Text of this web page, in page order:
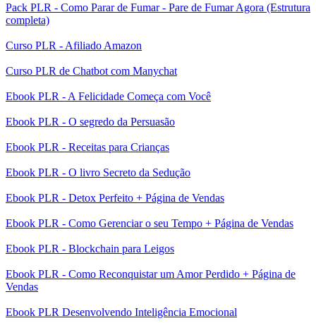
Pack PLR - Como Parar de Fumar - Pare de Fumar Agora (Estrutura
completa)
Curso PLR - Afiliado Amazon
Curso PLR de Chatbot com Manychat
Ebook PLR - A Felicidade Começa com Você
Ebook PLR - O segredo da Persuasão
Ebook PLR - Receitas para Crianças
Ebook PLR - O livro Secreto da Sedução
Ebook PLR - Detox Perfeito + Página de Vendas
Ebook PLR - Como Gerenciar o seu Tempo + Página de Vendas
Ebook PLR - Blockchain para Leigos
Ebook PLR - Como Reconquistar um Amor Perdido + Página de
Vendas
Ebook PLR Desenvolvendo Inteligência Emocional